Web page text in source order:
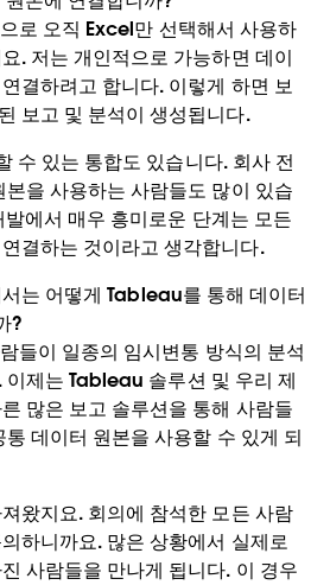
로 오직 Excel만 선택해서 사용하
. 저는 개인적으로 가능하면 데이
결하려고 합니다. 이렇게 하면 보
보고 및 분석이 생성됩니다.
수 있는 통합도 있습니다. 회사 전
을 사용하는 사람들도 많이 있습
에서 매우 흥미로운 단계는 모든
결하는 것이라고 생각합니다.
는 어떻게 Tableau를 통해 데이터
?
들이 일종의 임시변통 방식의 분석
이제는 Tableau 솔루션 및 우리 제
많은 보고 솔루션을 통해 사람들
데이터 원본을 사용할 수 있게 되
왔지요. 회의에 참석한 모든 사람
하니까요. 많은 상황에서 실제로
사람들을 만나게 됩니다. 이 경우